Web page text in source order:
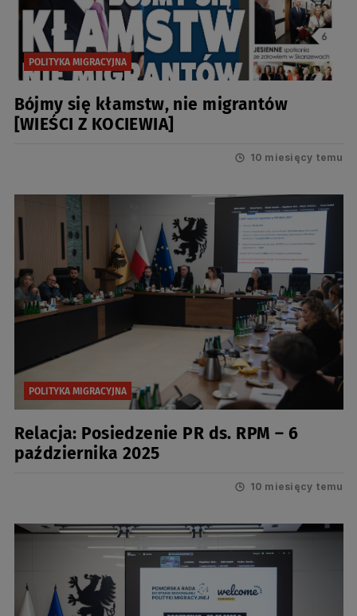
POLITYKA MIGRACYJNA
Bójmy się kłamstw, nie migrantów
[WIEŚCI Z KOCIEWIA]
10 miesięcy temu
POLITYKA MIGRACYJNA
Relacja: Posiedzenie PR ds. RPM – 6
października 2025
10 miesięcy temu